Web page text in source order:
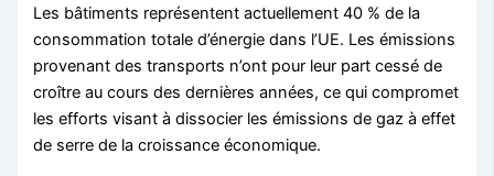
Les bâtiments représentent actuellement 40 % de la
consommation totale d’énergie dans l’UE. Les émissions
provenant des transports n’ont pour leur part cessé de
croître au cours des dernières années, ce qui compromet
les efforts visant à dissocier les émissions de gaz à effet
de serre de la croissance économique.